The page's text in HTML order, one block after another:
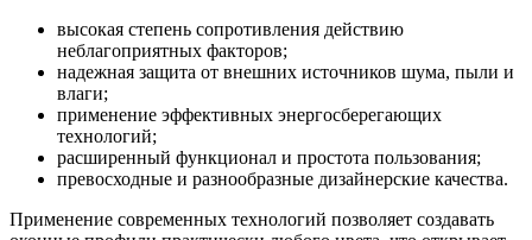
высокая степень сопротивления действию
неблагоприятных факторов;
надежная защита от внешних источников шума, пыли и
влаги;
применение эффективных энергосберегающих
технологий;
расширенный функционал и простота пользования;
превосходные и разнообразные дизайнерские качества.
Применение современных технологий позволяет создавать